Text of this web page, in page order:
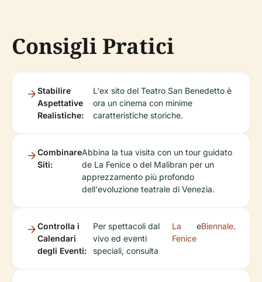
Consigli Pratici
Stabilire
Aspettative
Realistiche:
L'ex sito del Teatro San Benedetto è
ora un cinema con minime
caratteristiche storiche.
Combinare
Siti:
Abbina la tua visita con un tour guidato
de La Fenice o del Malibran per un
apprezzamento più profondo
dell'evoluzione teatrale di Venezia.
Controlla i
Calendari
degli Eventi:
Per spettacoli dal
vivo ed eventi
speciali, consulta
La
Fenice
eBiennale.